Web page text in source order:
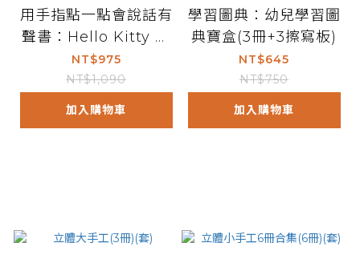
用手指點一點會說話有
聲書：Hello Kitty 唱
英文兒歌
NT$975
NT$1,090
加入購物車
學習圖典：幼兒學習圖
典寶盒(3冊+3擦寫板)
NT$645
NT$750
加入購物車